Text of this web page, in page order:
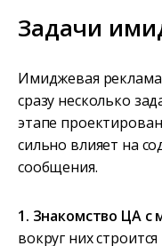
Задачи
Имиджевая
сразу несколько
этапе
сильно влияет на
сообщения.
1. Знакомство ЦА с
вокруг них